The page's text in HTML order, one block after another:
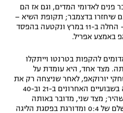
פנים לאדומי המדים, וגם אז הם
שיחזרו בדצמבר; תקופת השיא –
עם תשעה ניצחונות בחודש – החלה ב-11 במרץ ונקטעה בהפסד
באמצע אפריל.
ייצאו האדומים להקפות בטרנטו וייתקלו
מצד אחד, היא עומדת על
יורוקאפ, לאחר שניצחה רק את
טרפל סופוט החלשה והובסה בשבועיים האחרונים ב-21 וב-40
מצד שני, מדובר באותה
קבוצה ששומרת על מאזן מושלם של 0:4 ומדורגת בפסגת הליגה